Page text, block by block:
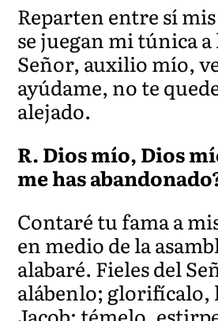
Reparten entre sí
se juegan mi túnica a
Señor, auxilio mío,
ayúdame, no te
alejado.
R. Dios mío, Dios
me has
Contaré tu fama a
en medio de la
alabaré. Fieles del
alábenlo; glorifícalo,